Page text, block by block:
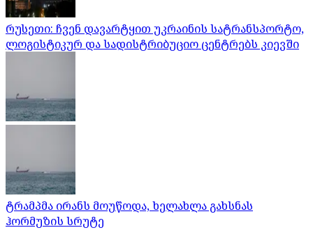
რუსეთი: ჩვენ დავარტყით უკრაინის სატრანსპორტო,
ლოგისტიკურ და სადისტრიბუციო ცენტრებს კიევში
ტრამპმა ირანს მოუწოდა, ხელახლა გახსნას
ჰორმუზის სრუტე